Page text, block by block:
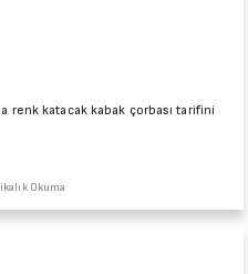
renk katacak kabak çorbası tarifini
Okuma